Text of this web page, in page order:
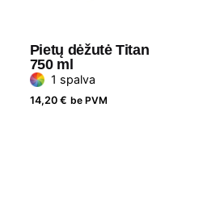
Pietų dėžutė Titan
750 ml
1 spalva
14,20 € be PVM